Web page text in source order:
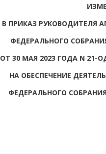
В ПРИКАЗ РУКОВОДИТЕЛЯ
ФЕДЕРАЛЬНОГО
ОТ 30 МАЯ 2023 ГОДА N
НА ОБЕСПЕЧЕНИЕ
ФЕДЕРАЛЬНОГО